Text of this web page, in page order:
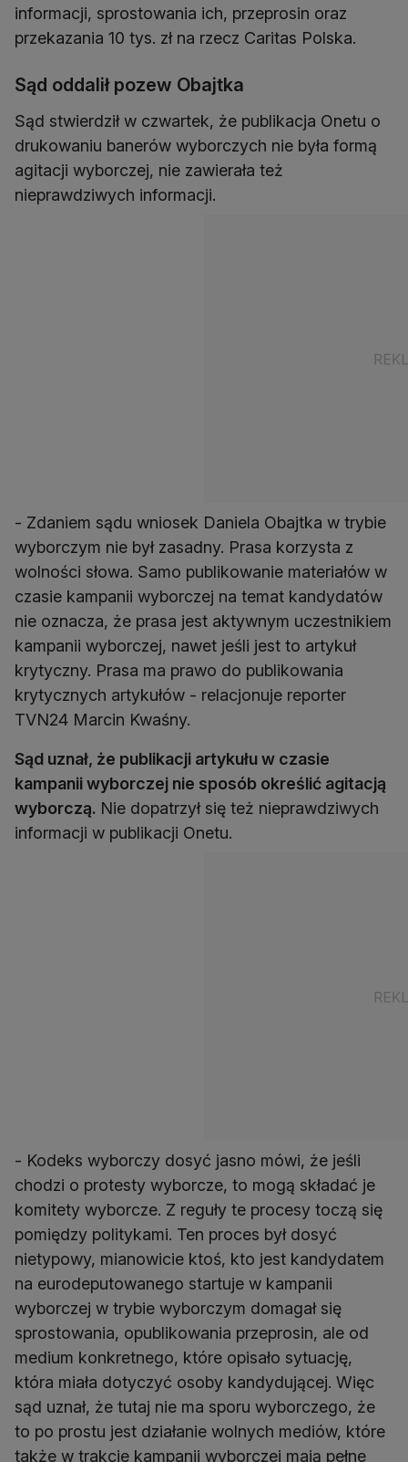
informacji, sprostowania ich, przeprosin oraz
przekazania 10 tys. zł na rzecz Caritas Polska.
Sąd oddalił pozew Obajtka
Sąd stwierdził w czwartek, że publikacja Onetu o
drukowaniu banerów wyborczych nie była formą
agitacji wyborczej, nie zawierała też
nieprawdziwych informacji.
- Zdaniem sądu wniosek Daniela Obajtka w trybie
wyborczym nie był zasadny. Prasa korzysta z
wolności słowa. Samo publikowanie materiałów w
czasie kampanii wyborczej na temat kandydatów
nie oznacza, że prasa jest aktywnym uczestnikiem
kampanii wyborczej, nawet jeśli jest to artykuł
krytyczny. Prasa ma prawo do publikowania
krytycznych artykułów - relacjonuje reporter
TVN24 Marcin Kwaśny.
Sąd uznał, że publikacji artykułu w czasie
kampanii wyborczej nie sposób określić agitacją
wyborczą. Nie dopatrzył się też nieprawdziwych
informacji w publikacji Onetu.
- Kodeks wyborczy dosyć jasno mówi, że jeśli
chodzi o protesty wyborcze, to mogą składać je
komitety wyborcze. Z reguły te procesy toczą się
pomiędzy politykami. Ten proces był dosyć
nietypowy, mianowicie ktoś, kto jest kandydatem
na eurodeputowanego startuje w kampanii
wyborczej w trybie wyborczym domagał się
sprostowania, opublikowania przeprosin, ale od
medium konkretnego, które opisało sytuację,
która miała dotyczyć osoby kandydującej. Więc
sąd uznał, że tutaj nie ma sporu wyborczego, że
to po prostu jest działanie wolnych mediów, które
także w trakcie kampanii wyborczej mają pełne